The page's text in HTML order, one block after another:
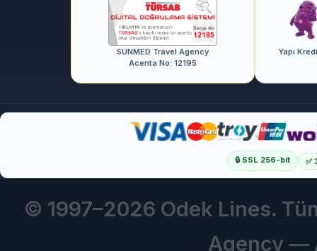
SUNMED Travel Agency
Acenta No: 12195
Yapı
🔒 SSL 256-bit ✅
© 1997–2026 Odek Lines.
Agency —